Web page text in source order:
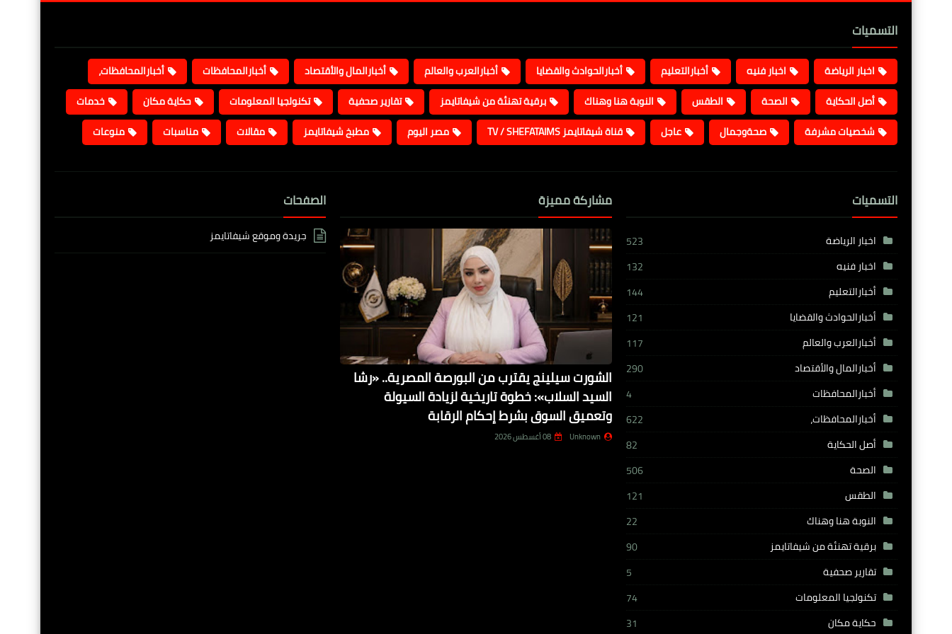
التسميات
اخبار الرياضة اخبار فنيه أخبارالتعليم أخبارالحوادث والقضايا أخبارالعرب والعالم أخبارالمال والأقتصاد أخبارالمحافظات
أخبارالمحافظات،
أصل الحكاية
الصحة الطقس النوبة هنا وهناك برقية تهنئة من شيفاتايمز تقارير صحفية تكنولجيا المعلومات حكاية مكان
خدمات
شخصيات مشرفة
صحةوجمال عاجل قناة شيفاتايمز TV / SHEFATAIMS مصر اليوم مطبخ شيفاتايمز مقالات مناسبات منوعات
التسميات
اخبار الرياضة
523
اخبار فنيه
132
أخبارالتعليم
144
أخبارالحوادث والقضايا
121
أخبارالعرب والعالم
117
أخبارالمال والأقتصاد
290
أخبارالمحافظات
4
أخبارالمحافظات،
622
أصل الحكاية
82
الصحة
506
الطقس
121
النوبة هنا وهناك
22
برقية تهنئة من شيفاتايمز
90
تقارير صحفية
5
تكنولجيا المعلومات
74
حكاية مكان
31
مشاركة مميزة
الشورت سيلينج يقترب من البورصة المصرية.. «رشا
السيد السلاب»: خطوة تاريخية لزيادة السيولة
وتعميق السوق بشرط إحكام الرقابة
Unknown 08 أغسطس 2026
الصفحات
جريدة وموقع شيفاتايمز